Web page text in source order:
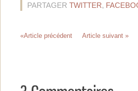
PARTAGER TWITTER,
«Article précédent Article suivant »